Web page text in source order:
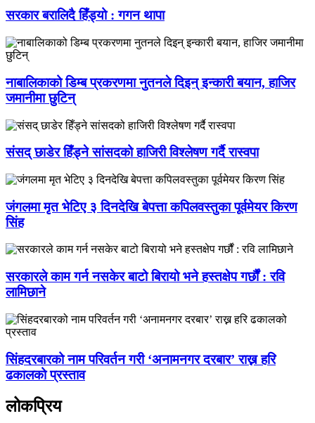
सरकार बरालिदै हिँड्यो : गगन थापा
नाबालिकाको डिम्ब प्रकरणमा नुतनले दिइन् इन्कारी बयान, हाजिर
जमानीमा छुटिन्
संसद् छाडेर हिँड्ने सांसदको हाजिरी विश्लेषण गर्दै रास्वपा
जंगलमा मृत भेटिए ३ दिनदेखि बेपत्ता कपिलवस्तुका पूर्वमेयर किरण
सिंह
सरकारले काम गर्न नसकेर बाटो बिरायो भने हस्तक्षेप गर्छौं : रवि
लामिछाने
सिंहदरबारको नाम परिवर्तन गरी ‘अनामनगर दरबार’ राख्न हरि
ढकालको प्रस्ताव
लोकप्रिय